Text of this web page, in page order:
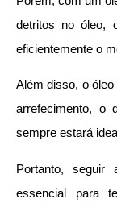
detritos no óleo,
eficientemente o
Além disso, o
arrefecimento, o
sempre estará
Portanto,
essencial para